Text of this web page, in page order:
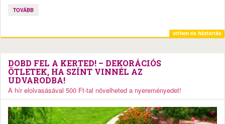
TOVÁBB
otthon és háztartás
DOBD FEL A KERTED! – DEKORÁCIÓS
ÖTLETEK, HA SZÍNT VINNÉL AZ
UDVARODBA!
A hír elolvasásával 500 Ft-tal növelheted a nyereményedet!